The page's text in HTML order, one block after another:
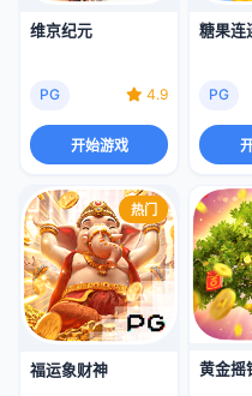
维京纪元
PG 4.9
开始游戏
糖果连
PG
热门
福运象财神 黄金摇